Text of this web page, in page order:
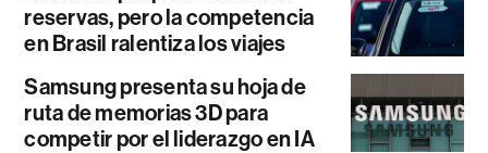
reservas, pero la competencia
en Brasil ralentiza los viajes
Samsung presenta su hoja de
ruta de memorias 3D para
competir por el liderazgo en IA